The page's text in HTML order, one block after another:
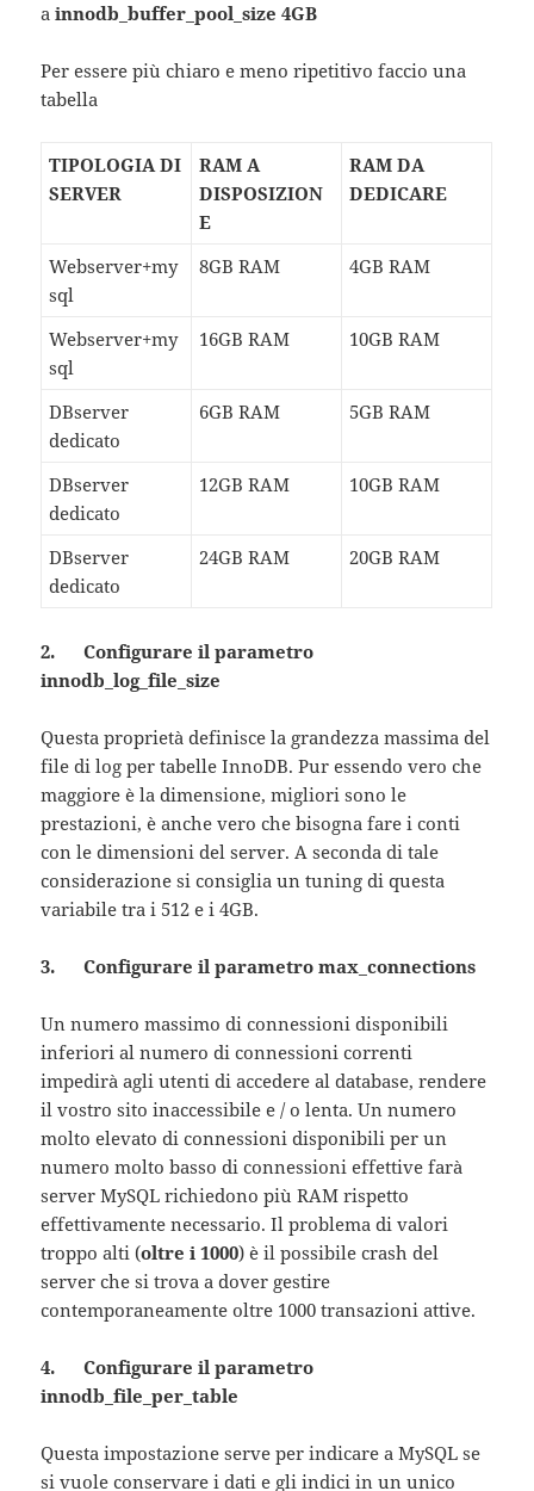
ainnodb_buffer_pool_size 4GB
Per essere più chiaro e meno ripetitivo faccio una
tabella
TIPOLOGIA DI
SERVER
RAM A
DISPOSIZION
E
RAM DA
DEDICARE
Webserver+my
sql
8GB RAM 4GB RAM
Webserver+my
sql
16GB RAM 10GB RAM
DBserver
dedicato
6GB RAM 5GB RAM
DBserver
dedicato
12GB RAM 10GB RAM
DBserver
dedicato
24GB RAM 20GB RAM
2. Configurare il parametro
innodb_log_file_size
Questa proprietà definisce la grandezza massima del
file di log per tabelle InnoDB. Pur essendo vero che
maggiore è la dimensione, migliori sono le
prestazioni, è anche vero che bisogna fare i conti
con le dimensioni del server. A seconda di tale
considerazione si consiglia un tuning di questa
variabile tra i 512 e i 4GB.
3. Configurare il parametro max_connections
Un numero massimo di connessioni disponibili
inferiori al numero di connessioni correnti
impedirà agli utenti di accedere al database, rendere
il vostro sito inaccessibile e / o lenta. Un numero
molto elevato di connessioni disponibili per un
numero molto basso di connessioni effettive farà
server MySQL richiedono più RAM rispetto
effettivamente necessario. Il problema di valori
troppo alti (oltre i 1000) è il possibile crash del
server che si trova a dover gestire
contemporaneamente oltre 1000 transazioni attive.
4. Configurare il parametro
innodb_file_per_table
Questa impostazione serve per indicare a MySQL se
si vuole conservare i dati e gli indici in un unico